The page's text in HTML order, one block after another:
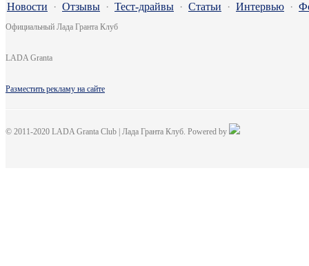
Новости · Отзывы · Тест-драйвы · Статьи · Интервью ·
Официальный Лада Гранта Клуб
LADA Granta
Разместить рекламу на сайте
© 2011-2020 LADA Granta Club | Лада Гранта Клуб. Powered by